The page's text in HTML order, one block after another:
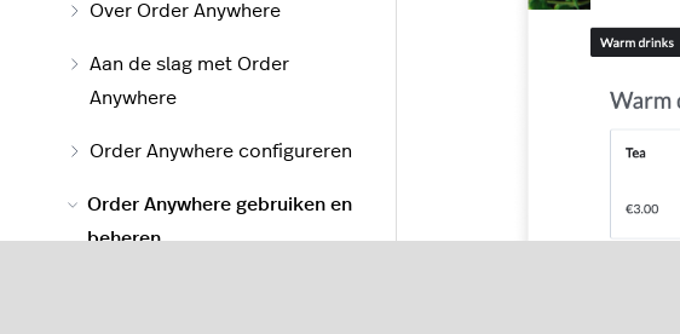
Over Order Anywhere
Aan de slag met Order
Anywhere
Order Anywhere configureren
Order Anywhere gebruiken en
beheren